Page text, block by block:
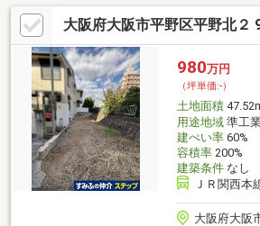
歩4分）・ライフ平野西脇店：約450ｍ（徒
ブンキヨスクＪＲ平野駅改札口店：約350ｍ
ラファインプラスイズミヤ平野店：約350ｍ
念仏寺前郵便局：約140ｍ（徒歩2分） 等
大阪府大阪市平野区平野北２
980万円
（坪単価:-）
土地面積
用途地域準工
建ぺい率60%
容積率200%
建築条件なし
ＪＲ関西本
大阪府大阪